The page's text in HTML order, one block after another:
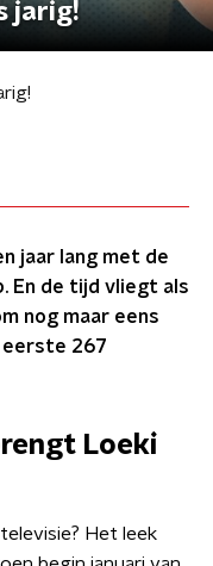
jarig!
jaar lang met de
En de tijd vliegt als
nog maar eens
267
Loeki
Het leek